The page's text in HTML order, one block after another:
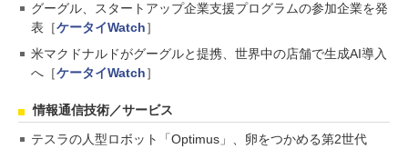
グーグル、スタートアップ企業支援プログラムの参加企業を発
表［ケータイWatch］
米マクドナルドがグーグルと提携、世界中の店舗で生成AI導入
へ［ケータイWatch］
情報通信技術／サービス
テスラの人型ロボット「Optimus」、卵をつかめる第2世代